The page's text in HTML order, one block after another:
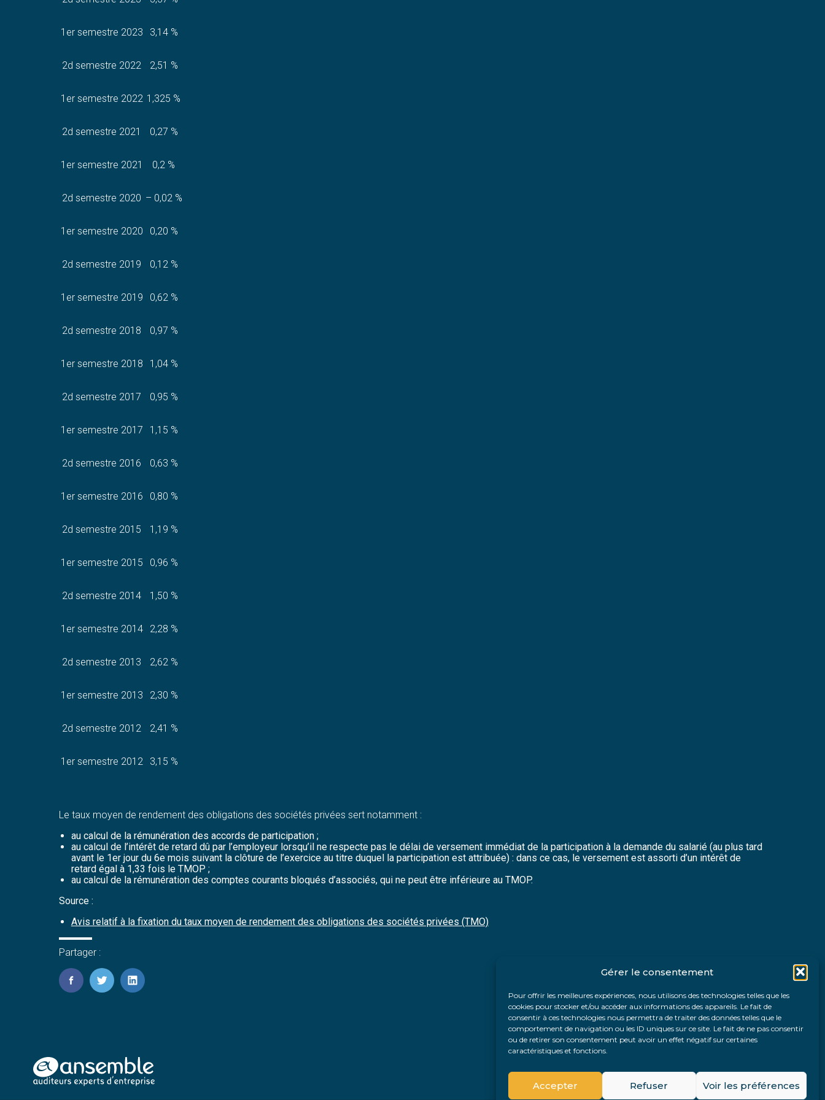
Gérer le consentement
Pour offrir les meilleures expériences, nous utilisons des technologies telles que les
cookies pour stocker et/ou accéder aux informations des appareils. Le fait de
consentir à ces technologies nous permettra de traiter des données telles que le
comportement de navigation ou les ID uniques sur ce site. Le fait de ne pas consentir
ou de retirer son consentement peut avoir un effet négatif sur certaines
caractéristiques et fonctions.
Accepter Refuser Voir les préférences
1er semestre 2023 3,14 %
2d semestre 2022 2,51 %
1er semestre 2022 1,325 %
2d semestre 2021 0,27 %
1er semestre 2021 0,2 %
2d semestre 2020 – 0,02 %
1er semestre 2020 0,20 %
2d semestre 2019 0,12 %
1er semestre 2019 0,62 %
2d semestre 2018 0,97 %
1er semestre 2018 1,04 %
2d semestre 2017 0,95 %
1er semestre 2017 1,15 %
2d semestre 2016 0,63 %
1er semestre 2016 0,80 %
2d semestre 2015 1,19 %
1er semestre 2015 0,96 %
2d semestre 2014 1,50 %
1er semestre 2014 2,28 %
2d semestre 2013 2,62 %
1er semestre 2013 2,30 %
2d semestre 2012 2,41 %
1er semestre 2012 3,15 %
Le taux moyen de rendement des obligations des sociétés privées sert notamment :
au calcul de la rémunération des accords de participation ;
au calcul de l’intérêt de retard dû par l’employeur lorsqu’il ne respecte pas le délai de versement immédiat de la participation à la demande du salarié (au plus tard
avant le 1er jour du 6e mois suivant la clôture de l’exercice au titre duquel la participation est attribuée) : dans ce cas, le versement est assorti d’un intérêt de
retard égal à 1,33 fois le TMOP ;
au calcul de la rémunération des comptes courants bloqués d’associés, qui ne peut être inférieure au TMOP.
Source :
Avis relatif à la fixation du taux moyen de rendement des obligations des sociétés privées (TMO)
Partager :
FaceBook
TwitterLinkedIn